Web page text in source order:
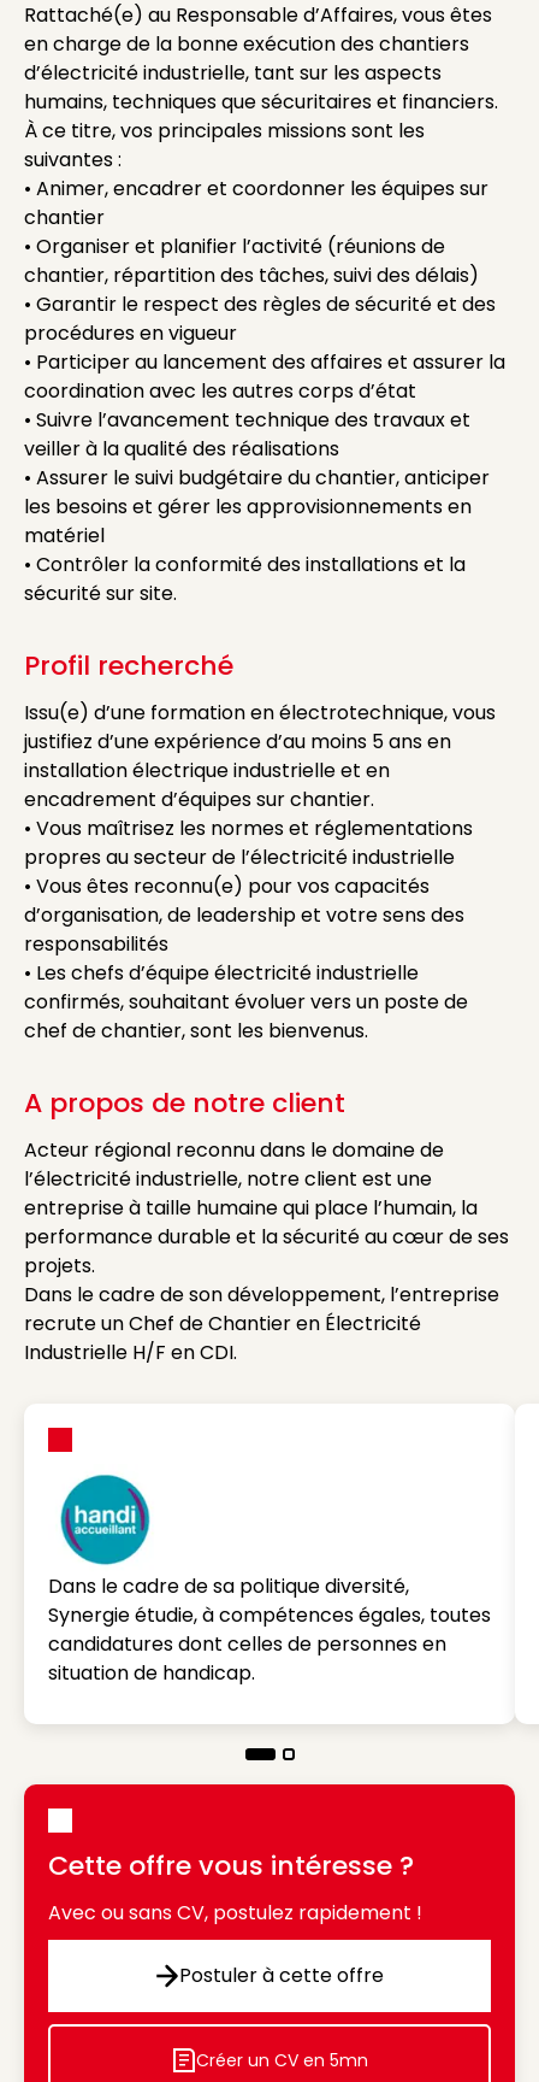
Rattaché(e) au Responsable d’Affaires, vous êtes
en charge de la bonne exécution des chantiers
d’électricité industrielle, tant sur les aspects
humains, techniques que sécuritaires et financiers.
À ce titre, vos principales missions sont les
suivantes :
• Animer, encadrer et coordonner les équipes sur
chantier
• Organiser et planifier l’activité (réunions de
chantier, répartition des tâches, suivi des délais)
• Garantir le respect des règles de sécurité et des
procédures en vigueur
• Participer au lancement des affaires et assurer la
coordination avec les autres corps d’état
• Suivre l’avancement technique des travaux et
veiller à la qualité des réalisations
• Assurer le suivi budgétaire du chantier, anticiper
les besoins et gérer les approvisionnements en
matériel
• Contrôler la conformité des installations et la
sécurité sur site.
Profil recherché
Issu(e) d’une formation en électrotechnique, vous
justifiez d’une expérience d’au moins 5 ans en
installation électrique industrielle et en
encadrement d’équipes sur chantier.
• Vous maîtrisez les normes et réglementations
propres au secteur de l’électricité industrielle
• Vous êtes reconnu(e) pour vos capacités
d’organisation, de leadership et votre sens des
responsabilités
• Les chefs d’équipe électricité industrielle
confirmés, souhaitant évoluer vers un poste de
chef de chantier, sont les bienvenus.
A propos de notre client
Acteur régional reconnu dans le domaine de
l’électricité industrielle, notre client est une
entreprise à taille humaine qui place l’humain, la
performance durable et la sécurité au cœur de ses
projets.
Dans le cadre de son développement, l’entreprise
recrute un Chef de Chantier en Électricité
Industrielle H/F en CDI.
Dans le cadre de sa politique diversité,
Synergie étudie, à compétences égales, toutes
candidatures dont celles de personnes en
situation de handicap.
Cette offre vous intéresse ?
Avec ou sans CV, postulez rapidement !
Postuler à cette offre
Postuler à cette offre
Icon decorative
Créer un CV en 5mn